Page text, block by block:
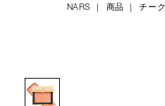
NARS 商品 チーク
928a/4535683285247.html